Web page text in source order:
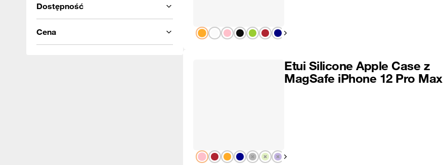
Dostępność
Cena Pokaż następny
Pokaż następny
Etui Silicone Apple Case z
MagSafe iPhone 12 Pro Max